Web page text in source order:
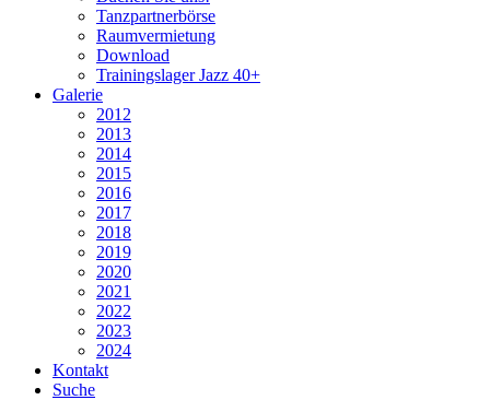
Tanzpartnerbörse
Raumvermietung
Download
Trainingslager Jazz 40+
Galerie
2012
2013
2014
2015
2016
2017
2018
2019
2020
2021
2022
2023
2024
Kontakt
Suche